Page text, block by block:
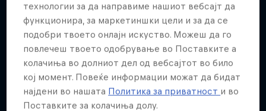
технологии за да направиме нашиот вебсајт да
функционира, за маркетиншки цели и за да се
подобри твоето онлајн искуство. Можеш да го
повлечеш твоето одобрување во Поставките а
колачиња во долниот дел од вебсајтот во било
кој момент. Повеќе информации можат да бидат
најдени во нашата Политика за приватност и во
Поставките за колачиња долу.